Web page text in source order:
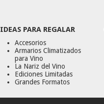
IDEAS PARA REGALAR
Accesorios
Armarios Climatizados
para Vino
La Nariz del Vino
Ediciones Limitadas
Grandes Formatos